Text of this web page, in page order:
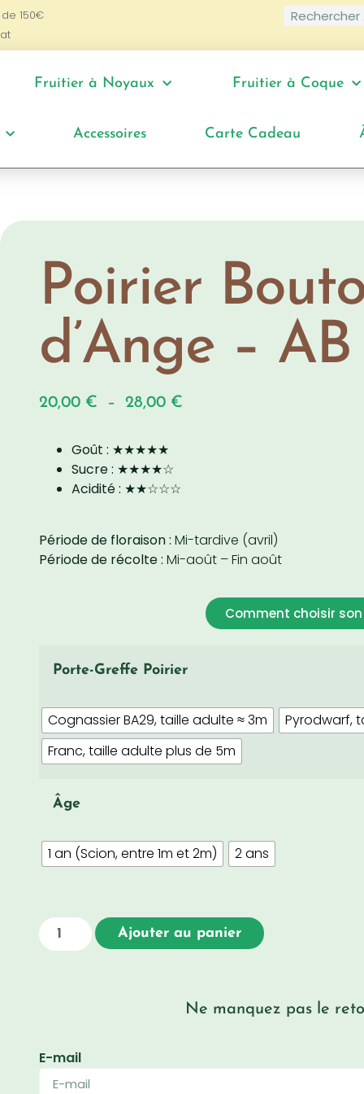
150€
Fruitier à Noyaux Fruitier à Coque
Accessoires Carte Cadeau
Poirier
d’Ange – AB
20,00 € – 28,00 €
Goût : ★★★★★
Sucre : ★★★★☆
Acidité : ★★☆☆☆
Période de floraison : Mi-tardive (avril)
Période de récolte : Mi-août – Fin août
Comment choisir
Porte-Greffe Poirier
Cognassier BA29, taille adulte ≈ 3m
Pyrodwarf,
Franc, taille adulte plus de 5m
Âge
1 an (Scion, entre 1m et 2m) 2 ans
Ajouter au panier
Ne manquez pas le
E-mail